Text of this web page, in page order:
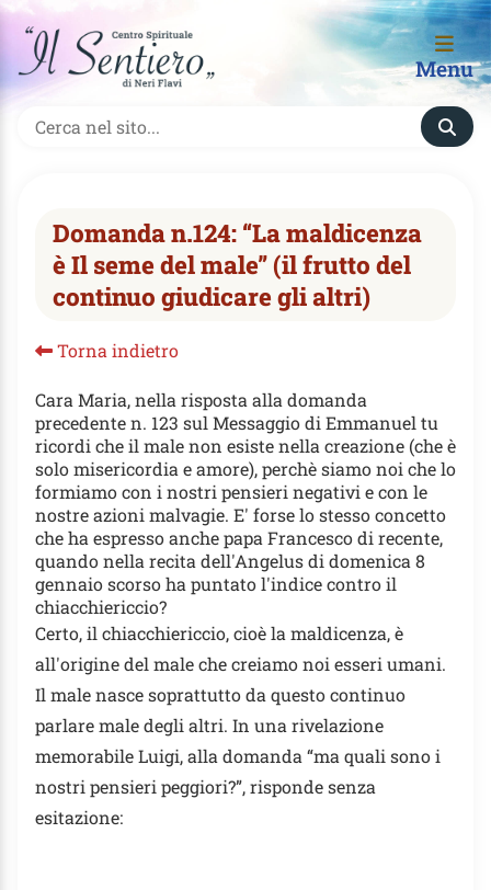
Menu
Domanda n.124: “La maldicenza
è Il seme del male” (il frutto del
continuo giudicare gli altri)
Torna indietro
Cara Maria, nella risposta alla domanda
precedente n. 123 sul Messaggio di Emmanuel tu
ricordi che il male non esiste nella creazione (che è
solo misericordia e amore), perchè siamo noi che lo
formiamo con i nostri pensieri negativi e con le
nostre azioni malvagie. E' forse lo stesso concetto
che ha espresso anche papa Francesco di recente,
quando nella recita dell'Angelus di domenica 8
gennaio scorso ha puntato l'indice contro il
chiacchiericcio?
Certo, il chiacchiericcio, cioè la maldicenza, è
all'origine del male che creiamo noi esseri umani.
Il male nasce soprattutto da questo continuo
parlare male degli altri. In una rivelazione
memorabile Luigi, alla domanda “ma quali sono i
nostri pensieri peggiori?”, risponde senza
esitazione: